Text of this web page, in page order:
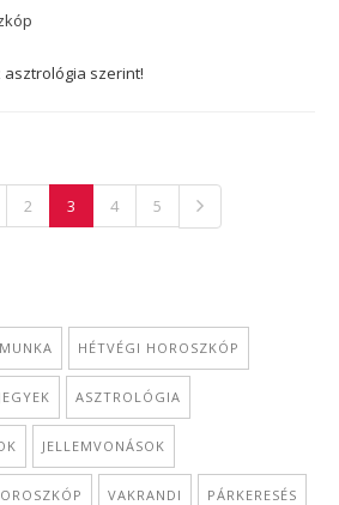
szerint!
2 3 4 5
MUNKA HÉTVÉGI HOROSZKÓP
ASZTROLÓGIA
JELLEMVONÁSOK
VAKRANDI PÁRKERESÉS